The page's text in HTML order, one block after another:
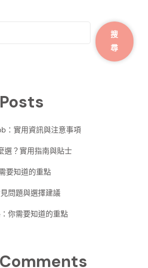
搜
尋
：實用資訊與注意事項
選？實用指南與貼士
要知道的重點
問題與選擇建議
你需要知道的重點